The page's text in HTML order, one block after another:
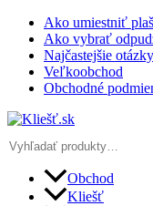
Preskočiť
obsah
Ako umiestniť
Ako vybrať
Najčastejšie otázky
Veľkoobchod
Obchodné
Obchod
Kliešť